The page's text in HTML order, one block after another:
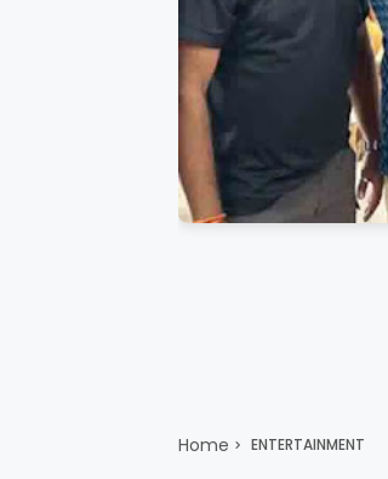
Home ENTERTAINMENT